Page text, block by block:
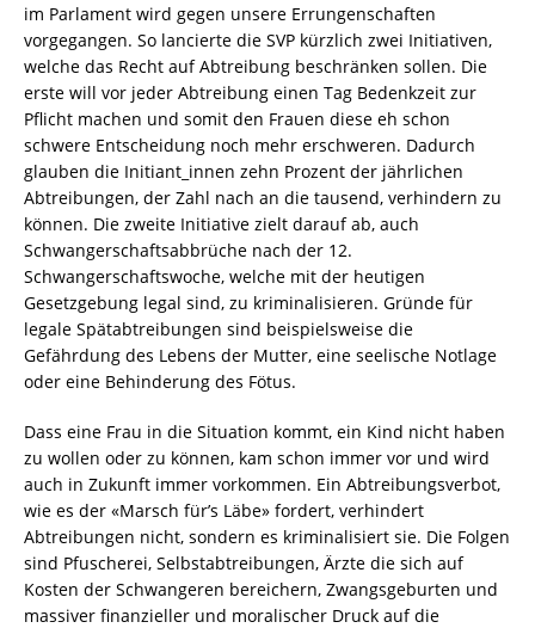
im Parlament wird gegen unsere Errungenschaften
vorgegangen. So lancierte die SVP kürzlich zwei Initiativen,
welche das Recht auf Abtreibung beschränken sollen. Die
erste will vor jeder Abtreibung einen Tag Bedenkzeit zur
Pflicht machen und somit den Frauen diese eh schon
schwere Entscheidung noch mehr erschweren. Dadurch
glauben die Initiant_innen zehn Prozent der jährlichen
Abtreibungen, der Zahl nach an die tausend, verhindern zu
können. Die zweite Initiative zielt darauf ab, auch
Schwangerschaftsabbrüche nach der 12.
Schwangerschaftswoche, welche mit der heutigen
Gesetzgebung legal sind, zu kriminalisieren. Gründe für
legale Spätabtreibungen sind beispielsweise die
Gefährdung des Lebens der Mutter, eine seelische Notlage
oder eine Behinderung des Fötus.
Dass eine Frau in die Situation kommt, ein Kind nicht haben
zu wollen oder zu können, kam schon immer vor und wird
auch in Zukunft immer vorkommen. Ein Abtreibungsverbot,
wie es der «Marsch für’s Läbe» fordert, verhindert
Abtreibungen nicht, sondern es kriminalisiert sie. Die Folgen
sind Pfuscherei, Selbstabtreibungen, Ärzte die sich auf
Kosten der Schwangeren bereichern, Zwangsgeburten und
massiver finanzieller und moralischer Druck auf die